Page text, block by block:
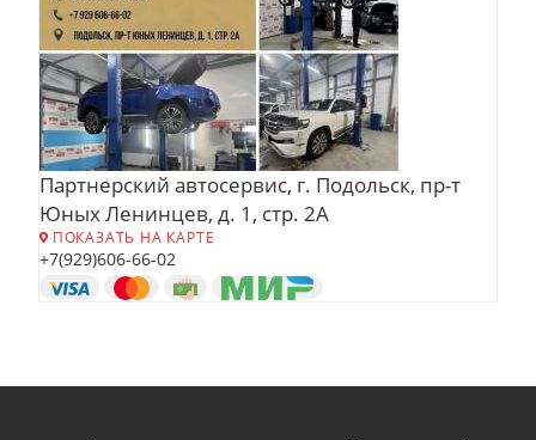
Партнерский автосервис, г. Подольск, пр-т
Юных Ленинцев, д. 1, стр. 2А
ПОКАЗАТЬ НА КАРТЕ
+7(929)606-66-02